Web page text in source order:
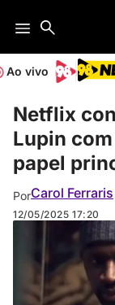
Ao vivo
Netflix
Lupin
papel
PorCarol Ferraris
12/05/2025 17:20